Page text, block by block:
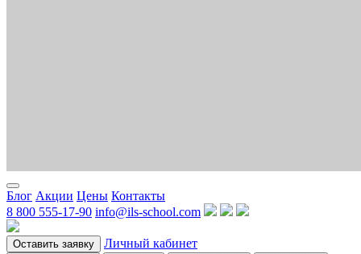
Блог Акции Цены Контакты
8 800 555-17-90 info@ils-school.com
Оставить заявку Личный кабинет